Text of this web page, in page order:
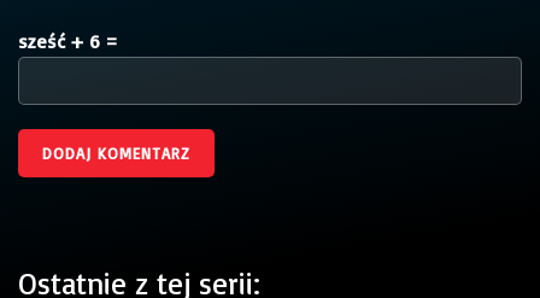
sześć + 6 =
Ostatnie z tej serii: